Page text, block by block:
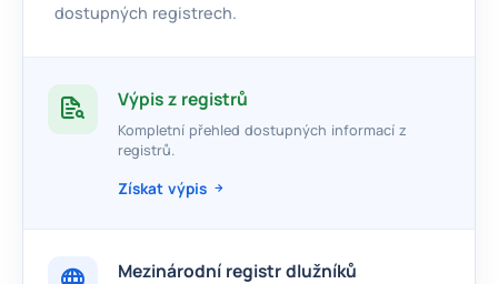
dostupných registrech.
Výpis z registrů
Kompletní přehled dostupných informací z
registrů.
Získat výpis
Mezinárodní registr dlužníků